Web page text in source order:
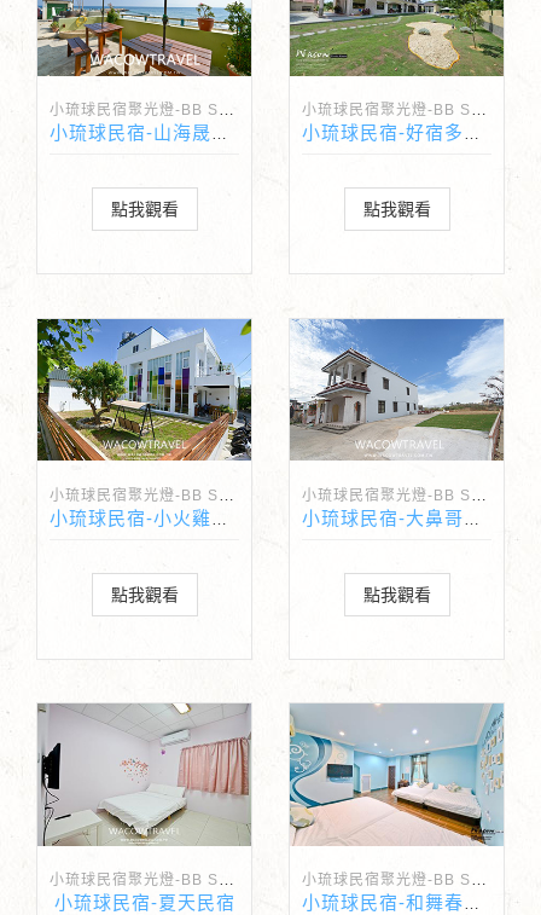
小琉球民宿聚光燈-BB Spotlight
小琉球民宿-山海晟觀海民宿
點我觀看
小琉球民宿聚光燈-BB Spotlight
小琉球民宿-好宿多民宿
點我觀看
點我觀看 點我觀看
小琉球民宿聚光燈-BB Spotlight
小琉球民宿-夏天民宿
小琉球民宿聚光燈-BB Spotlight
小琉球民宿-和舞春蝶民宿